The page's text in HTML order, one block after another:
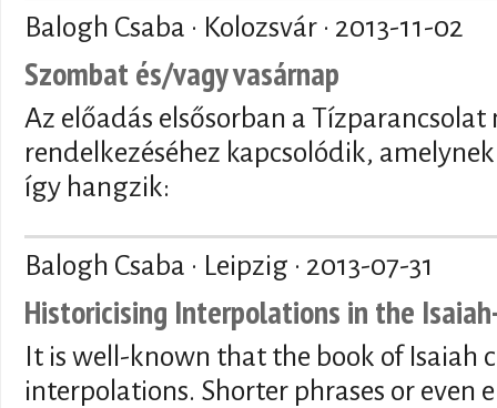
Balogh Csaba · Kolozsvár · 2013-11-02
Szombat és/vagy vasárnap
Az előadás elsősorban a
rendelkezéséhez kapcsolódik,
így hangzik:
Balogh Csaba · Leipzig · 2013-07-31
Historicising Interpolations in the
It is well-known that the book of Isaiah
interpolations. Shorter phrases or even